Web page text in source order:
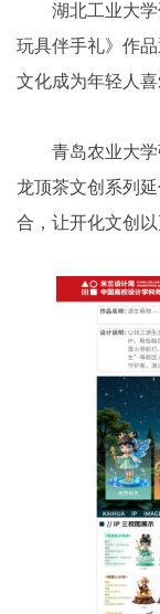
湖北工业大
玩具伴手礼》作
文化成为年轻人喜
青岛农业大
龙顶茶文创系列
合，让开化文创以